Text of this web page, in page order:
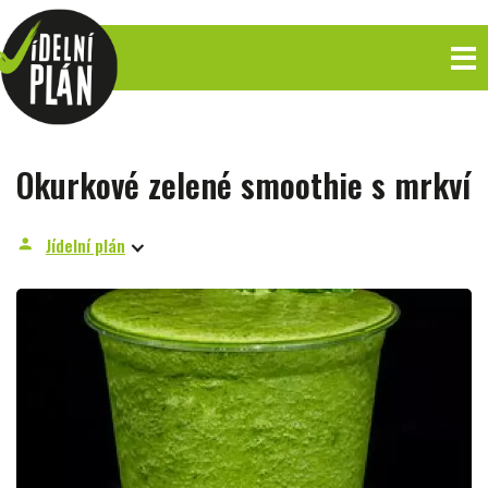
Okurkové zelené smoothie s mrkví
person Jídelní plán